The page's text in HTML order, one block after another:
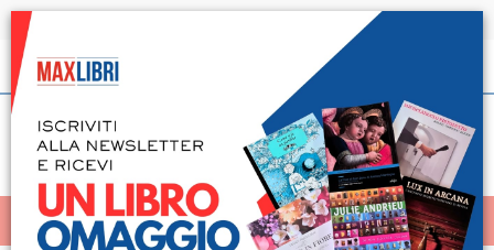
Spedizione in 24h per tutti i libri disponibili
Italiano
< Home
MENÙ